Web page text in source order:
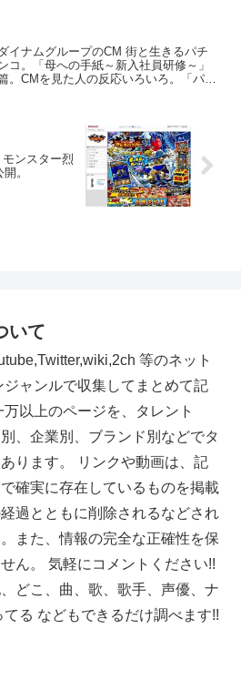
イナムグループのCM 街と生きるパチ
コ。「母への手紙～新入社員研修～」
。CMを見た人の反応いろいろ。「パチ
ンスター烈
。
いて
等のネット
ジャンルで収集してまとめて記
以上のページを、タレント
、企業別、ブランド別などでタ
ります。 リンクや動画は、記
確実に存在しているものを掲載
過とともに削除されるなどされ
また、情報の完全な正確性を保
ん。 気軽にコメントください!!
どこ、曲、歌、歌手、声優、ナ
る などもできるだけ調べます!!